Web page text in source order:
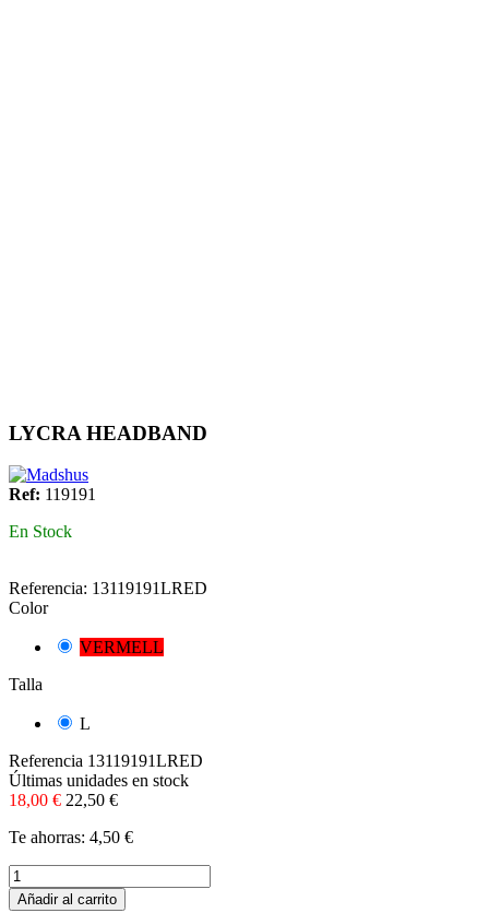
LYCRA HEADBAND
Ref: 119191
En Stock
Referencia: 13119191LRED
Color
VERMELL
Talla
L
Referencia 13119191LRED
Últimas unidades en stock
18,00 € 22,50 €
Te ahorras: 4,50 €
Añadir al carrito